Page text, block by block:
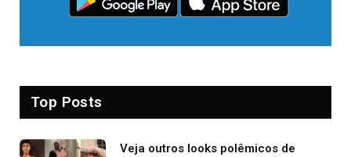
Top Posts
Veja outros looks polêmicos de